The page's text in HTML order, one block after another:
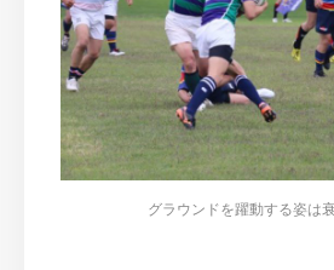
グラウンドを躍動する姿は